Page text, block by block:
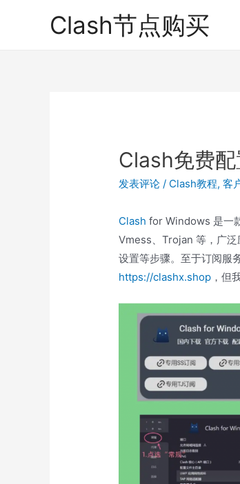
Clash节点购买
Clash免费
发表评论 / Clash教程,客
Clash for Windows 是一
Vmess、Trojan 等，广泛
设置等步骤。至于订阅服
https://clashx.shop ，但